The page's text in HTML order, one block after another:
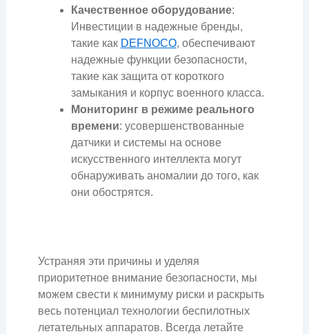
Качественное оборудование:
Инвестиции в надежные бренды,
такие как DEFNOCO, обеспечивают
надежные функции безопасности,
такие как защита от короткого
замыкания и корпус военного класса.
Мониторинг в режиме реального
времени: усовершенствованные
датчики и системы на основе
искусственного интеллекта могут
обнаруживать аномалии до того, как
они обострятся.
Устраняя эти причины и уделяя
приоритетное внимание безопасности, мы
можем свести к минимуму риски и раскрыть
весь потенциал технологии беспилотных
летательных аппаратов. Всегда летайте